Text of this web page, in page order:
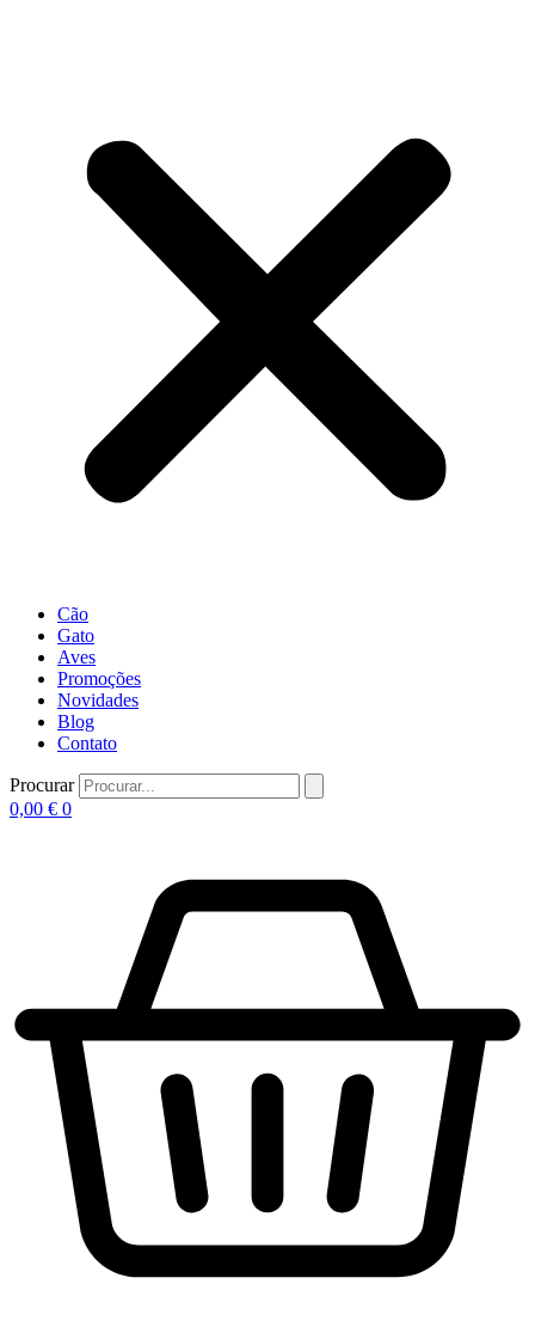
Cão
Gato
Aves
Promoções
Novidades
Blog
Contato
Procurar
0,00 € 0